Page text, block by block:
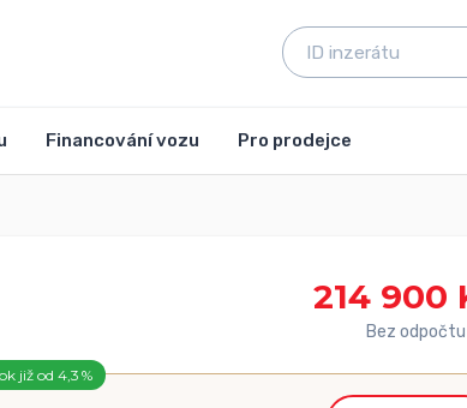
Financování vozu Pro prodejce
214 900
Bez odpočtu
již od 4,3 %